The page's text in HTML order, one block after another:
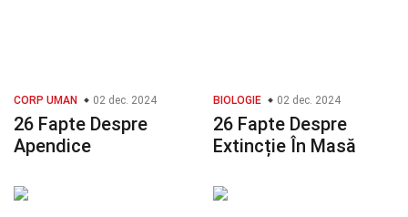
CORP UMAN 02 dec. 2024
26 Fapte Despre
Apendice
BIOLOGIE 02 dec. 2024
26 Fapte Despre
Extincție În Masă